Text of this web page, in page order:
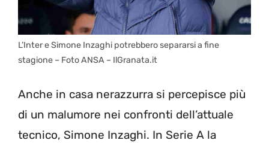
L’Inter e Simone Inzaghi potrebbero separarsi a fine
stagione – Foto ANSA – IlGranata.it
Anche in casa nerazzurra si percepisce più
di un malumore nei confronti dell’attuale
tecnico, Simone Inzaghi. In Serie A la